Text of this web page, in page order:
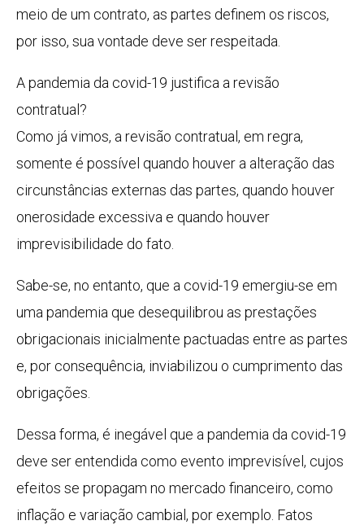
meio de um contrato, as partes definem os riscos,
por isso, sua vontade deve ser respeitada.
A pandemia da covid-19 justifica a revisão
contratual?
Como já vimos, a revisão contratual, em regra,
somente é possível quando houver a alteração das
circunstâncias externas das partes, quando houver
onerosidade excessiva e quando houver
imprevisibilidade do fato.
Sabe-se, no entanto, que a covid-19 emergiu-se em
uma pandemia que desequilibrou as prestações
obrigacionais inicialmente pactuadas entre as partes
e, por consequência, inviabilizou o cumprimento das
obrigações.
Dessa forma, é inegável que a pandemia da covid-19
deve ser entendida como evento imprevisível, cujos
efeitos se propagam no mercado financeiro, como
inflação e variação cambial, por exemplo. Fatos